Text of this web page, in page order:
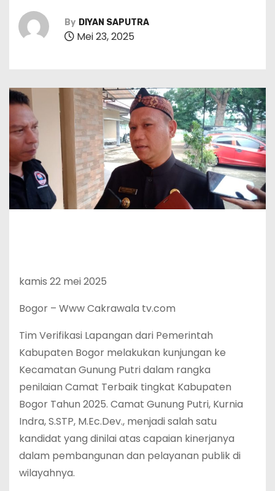
By DIYAN SAPUTRA
Mei 23, 2025
‎kamis 22 mei 2025
‎Bogor – Www Cakrawala tv.com
‎Tim Verifikasi Lapangan dari Pemerintah
Kabupaten Bogor melakukan kunjungan ke
Kecamatan Gunung Putri dalam rangka
penilaian Camat Terbaik tingkat Kabupaten
Bogor Tahun 2025. Camat Gunung Putri, Kurnia
Indra, S.STP, M.Ec.Dev., menjadi salah satu
kandidat yang dinilai atas capaian kinerjanya
dalam pembangunan dan pelayanan publik di
wilayahnya.